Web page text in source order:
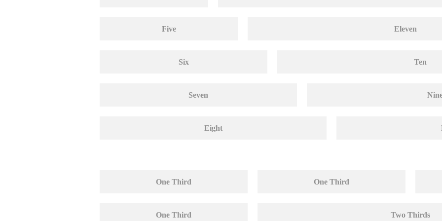
Five Eleven
Six Ten
Seven
Eight
One Third One Third
One Third Two Thirds